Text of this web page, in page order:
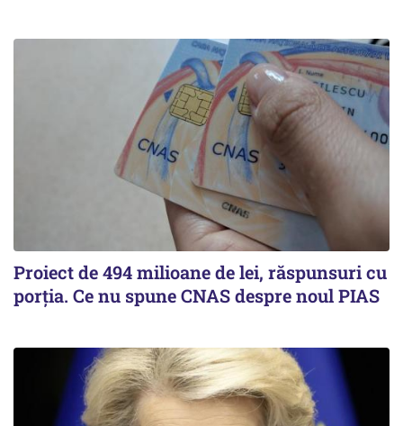
Proiect de 494 milioane de lei, răspunsuri cu
porția. Ce nu spune CNAS despre noul PIAS